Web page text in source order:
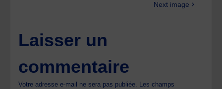
Next image
Laisser un
commentaire
Votre adresse e-mail ne sera pas publiée. Les champs